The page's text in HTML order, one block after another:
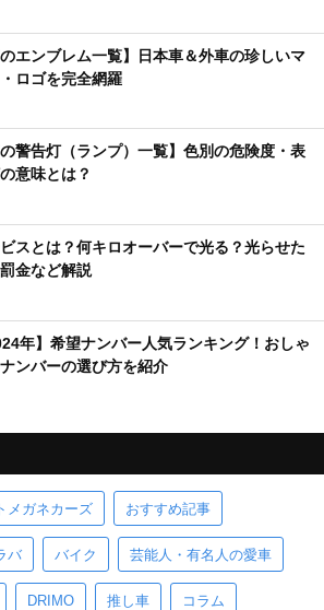
のエンブレム一覧】日本車＆外車の珍しいマ
ロゴを完全網羅
の警告灯（ランプ）一覧】色別の危険度・表
意味とは？
スとは？何キロオーバーで光る？光らせた
金など解説
年】希望ナンバー人気ランキング！おしゃ
ンバーの選び方を紹介
メガネカーズ おすすめ記事
バ バイク 芸能人・有名人の愛車
DRIMO 推し車 コラム